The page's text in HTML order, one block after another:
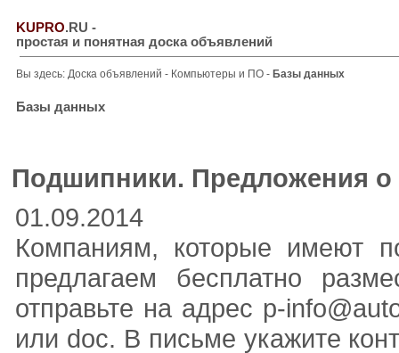
KUPRO.RU -
простая и понятная доска объявлений
Вы здесь: Доска объявлений - Компьютеры и ПО - Базы данных
Базы данных
Подшипники. Предложения о
01.09.2014
Компаниям, которые имеют
предлагаем бесплатно
отправьте на адрес p-
или doc. В письме укажите